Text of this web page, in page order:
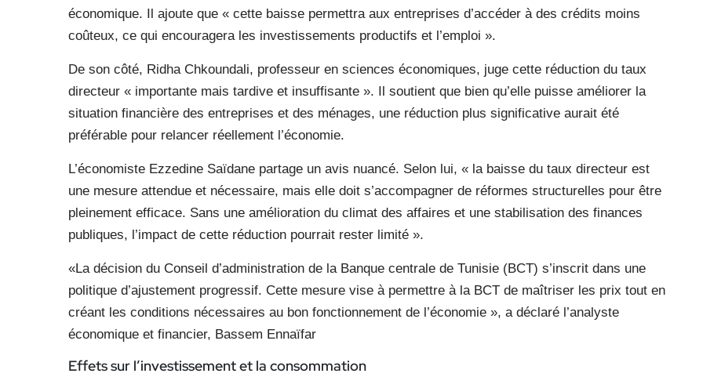
économique. Il ajoute que « cette baisse permettra aux entreprises d’accéder à des crédits moins
coûteux, ce qui encouragera les investissements productifs et l’emploi ».
De son côté, Ridha Chkoundali, professeur en sciences économiques, juge cette réduction du taux
directeur « importante mais tardive et insuffisante ». Il soutient que bien qu’elle puisse améliorer la
situation financière des entreprises et des ménages, une réduction plus significative aurait été
préférable pour relancer réellement l’économie.
L’économiste Ezzedine Saïdane partage un avis nuancé. Selon lui, « la baisse du taux directeur est
une mesure attendue et nécessaire, mais elle doit s’accompagner de réformes structurelles pour être
pleinement efficace. Sans une amélioration du climat des affaires et une stabilisation des finances
publiques, l’impact de cette réduction pourrait rester limité ».
«La décision du Conseil d’administration de la Banque centrale de Tunisie (BCT) s’inscrit dans une
politique d’ajustement progressif. Cette mesure vise à permettre à la BCT de maîtriser les prix tout en
créant les conditions nécessaires au bon fonctionnement de l’économie », a déclaré l’analyste
économique et financier, Bassem Ennaïfar
Effets sur l’investissementet la consommation